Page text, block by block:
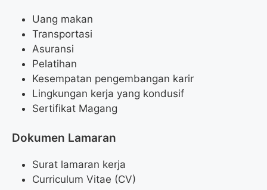
Uang makan
Transportasi
Asuransi
Pelatihan
Kesempatan pengembangan karir
Lingkungan kerja yang kondusif
Sertifikat Magang
Dokumen Lamaran
Surat lamaran kerja
Curriculum Vitae (CV)